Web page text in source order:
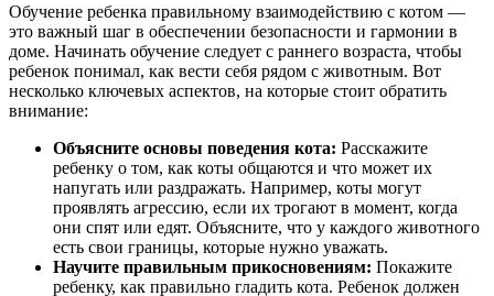
Обучение ребенка правильному взаимодействию с котом —
это важный шаг в обеспечении безопасности и гармонии в
доме. Начинать обучение следует с раннего возраста, чтобы
ребенок понимал, как вести себя рядом с животным. Вот
несколько ключевых аспектов, на которые стоит обратить
внимание:
Объясните основы поведения кота: Расскажите
ребенку о том, как коты общаются и что может их
напугать или раздражать. Например, коты могут
проявлять агрессию, если их трогают в момент, когда
они спят или едят. Объясните, что у каждого животного
есть свои границы, которые нужно уважать.
Научите правильным прикосновениям: Покажите
ребенку, как правильно гладить кота. Ребенок должен